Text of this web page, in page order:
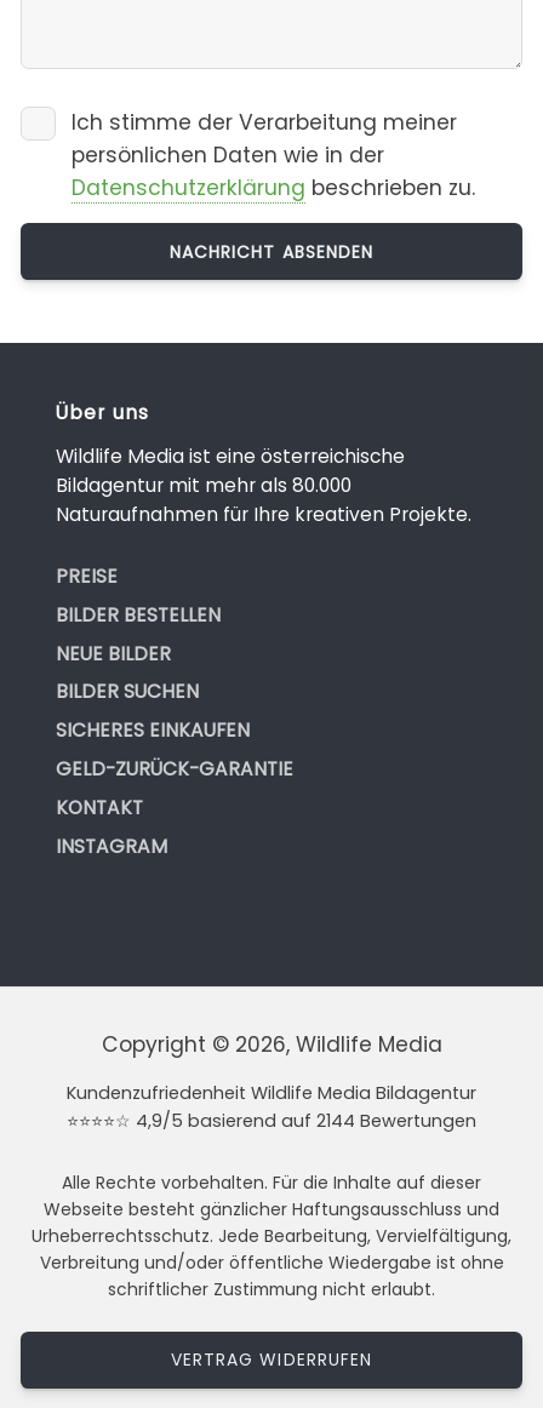
Ich stimme der Verarbeitung meiner
persönlichen Daten wie in der
Datenschutzerklärung beschrieben zu.
Über uns
Wildlife Media ist eine österreichische
Bildagentur mit mehr als 80.000
Naturaufnahmen für Ihre kreativen Projekte.
PREISE
BILDER BESTELLEN
NEUE BILDER
BILDER SUCHEN
SICHERES EINKAUFEN
GELD-ZURÜCK-GARANTIE
KONTAKT
INSTAGRAM
Copyright © 2026, Wildlife Media
Kundenzufriedenheit Wildlife Media Bildagentur
⭐⭐⭐⭐☆ 4,9/5 basierend auf 2144 Bewertungen
Alle Rechte vorbehalten. Für die Inhalte auf dieser
Webseite besteht gänzlicher Haftungsausschluss und
Urheberrechtsschutz. Jede Bearbeitung, Vervielfältigung,
Verbreitung und/oder öffentliche Wiedergabe ist ohne
schriftlicher Zustimmung nicht erlaubt.
VERTRAG WIDERRUFEN